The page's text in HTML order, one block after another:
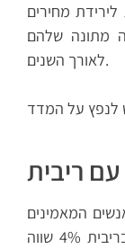
לירידת מחירים
מתונה שלהם
לאורך השנים.
לנפץ על המדד
המאמינים
למיתוס זה חושבים שהלוואה לא צמודה בריבית 4% שווה